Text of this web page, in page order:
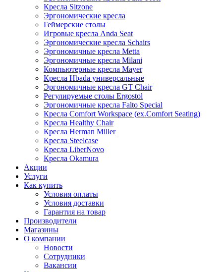
Кресла Sitzone
Эргономические кресла
Геймерские столы
Игровые кресла Anda Seat
Эргономические кресла Schairs
Эргономичные кресла Metta
Эргономичные кресла Milani
Компьютерные кресла Mayer
Кресла Hbada универсальные
Эргономичные кресла GT Chair
Регулируемые столы Ergostol
Эргономичные кресла Falto Special
Кресла Comfort Workspace (ex.Comfort Seating)
Кресла Healthy Chair
Кресла Herman Miller
Кресла Steelcase
Кресла LiberNovo
Кресла Okamura
Акции
Услуги
Как купить
Условия оплаты
Условия доставки
Гарантия на товар
Производители
Магазины
О компании
Новости
Сотрудники
Вакансии